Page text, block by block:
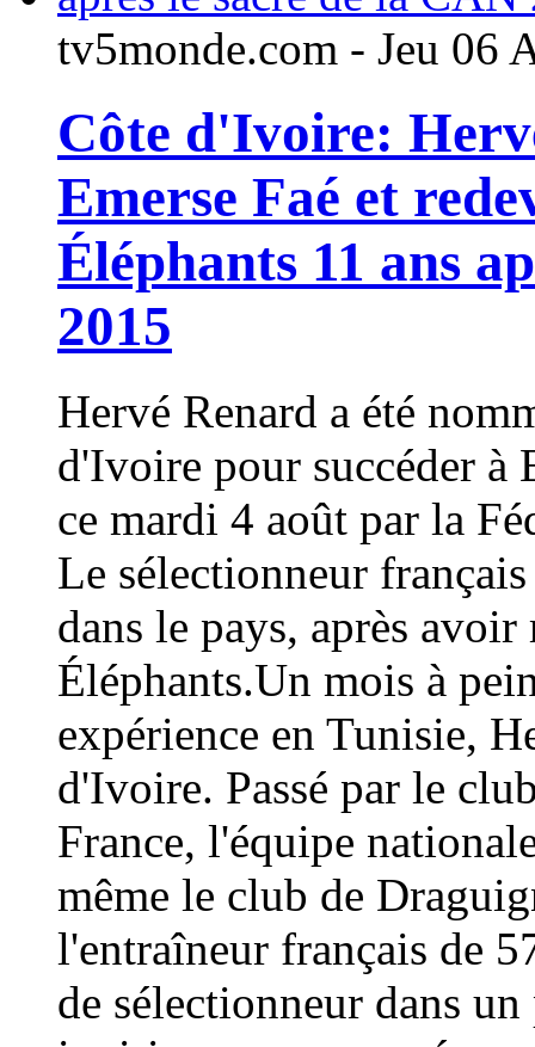
tv5monde.com - Jeu 06
Côte d'Ivoire:
Emerse Faé et
Éléphants 11 ans
2015
Hervé Renard a été
d'Ivoire pour succéder à
ce mardi 4 août par la
Le sélectionneur
dans le pays, après
Éléphants.Un mois à
expérience en Tunisie,
d'Ivoire. Passé par le
France, l'équipe
même le club de
l'entraîneur français de
de sélectionneur dans